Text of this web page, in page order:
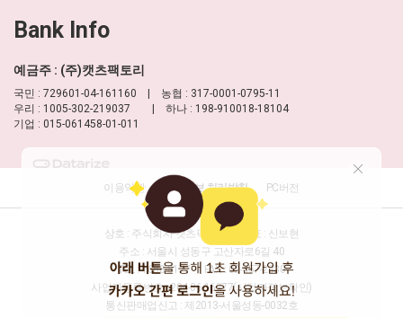
Bank Info
예금주 : (주)캣츠팩토리
국민 : 729601-04-161160 | 농협 : 317-0001-0795-11
우리 : 1005-302-219037 | 하나 : 198-910018-18104
기업 : 015-061458-01-011
이용약관 개인정보 처리방침 PC버전
상호 : 주식회사 캣츠팩토리
대표 : 신보현
주소 : 서울시 성동구 고산자로6길 40
TEL : 1688-8177
FAX : 02-457-2330
사업자등록번호 : 204-86-16277(사업자정보확인)
통신판매업신고 : 제2013-서울성동-0032호